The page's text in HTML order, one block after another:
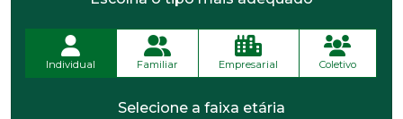
Individual Familiar Empresarial Coletivo
Selecione a faixa etária